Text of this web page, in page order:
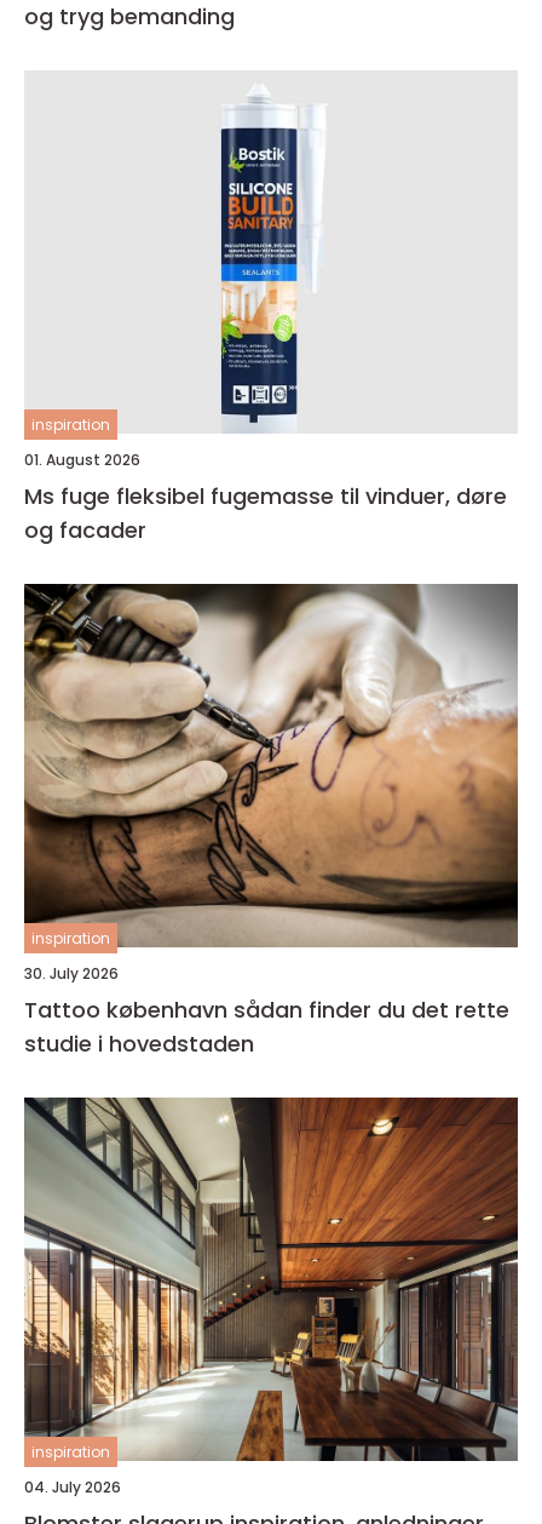
og tryg bemanding
inspiration
01. August 2026
Ms fuge fleksibel fugemasse til vinduer, døre
og facader
inspiration
30. July 2026
Tattoo københavn sådan finder du det rette
studie i hovedstaden
inspiration
04. July 2026